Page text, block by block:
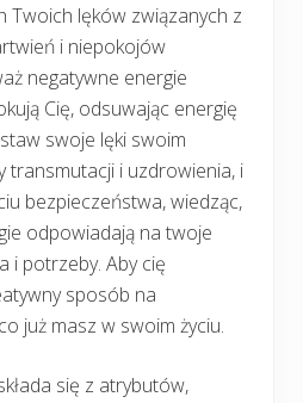
Twoich lęków związanych z
i niepokojów
negatywne energie
Cię, odsuwając energię
swoje lęki swoim
transmutacji i uzdrowienia, i
bezpieczeństwa, wiedząc,
odpowiadają na twoje
i potrzeby. Aby cię
sposób na
już masz w swoim życiu.
się z atrybutów,